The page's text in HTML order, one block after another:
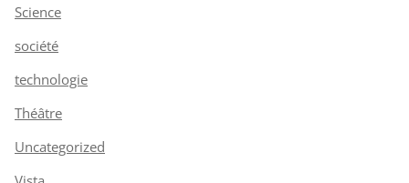
Science
société
technologie
Théâtre
Uncategorized